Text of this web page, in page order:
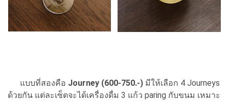
แบบที่สองคือ Journey (600-750.-) มีให้เลือก 4 Journeys
ด้วยกัน แต่ละเซ็ตจะได้เครื่องดื่ม 3 แก้ว paring กับขนม เหมาะ